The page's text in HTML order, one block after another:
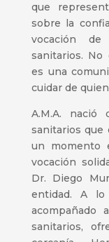
que
sobre la
vocación
sanitarios. No
es una
cuidar de
A.M.A.
sanitarios que
un momento
vocación
Dr. Diego
entidad. A lo
acompañado
sanitarios,